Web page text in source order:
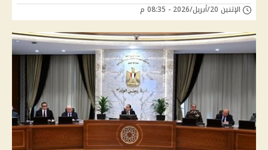
الإثنين 20/أبريل/2026 - 08:35 م